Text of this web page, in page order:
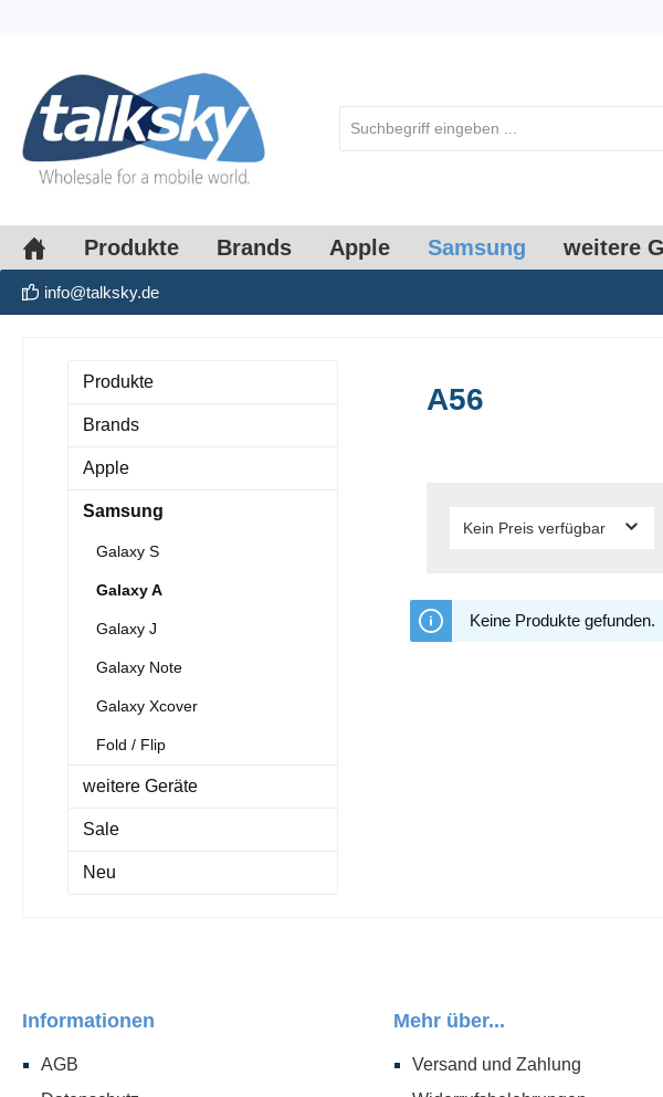
Produkte Brands Apple Samsung weitere
info@talksky.de
Produkte
Brands
Apple
Samsung
Galaxy S
Galaxy A
Galaxy J
Galaxy Note
Galaxy Xcover
Fold / Flip
weitere Geräte
Sale
Neu
A56
Kein Preis verfügbar
Keine Produkte gefunden.
Informationen
AGB
Mehr über...
Versand und Zahlung